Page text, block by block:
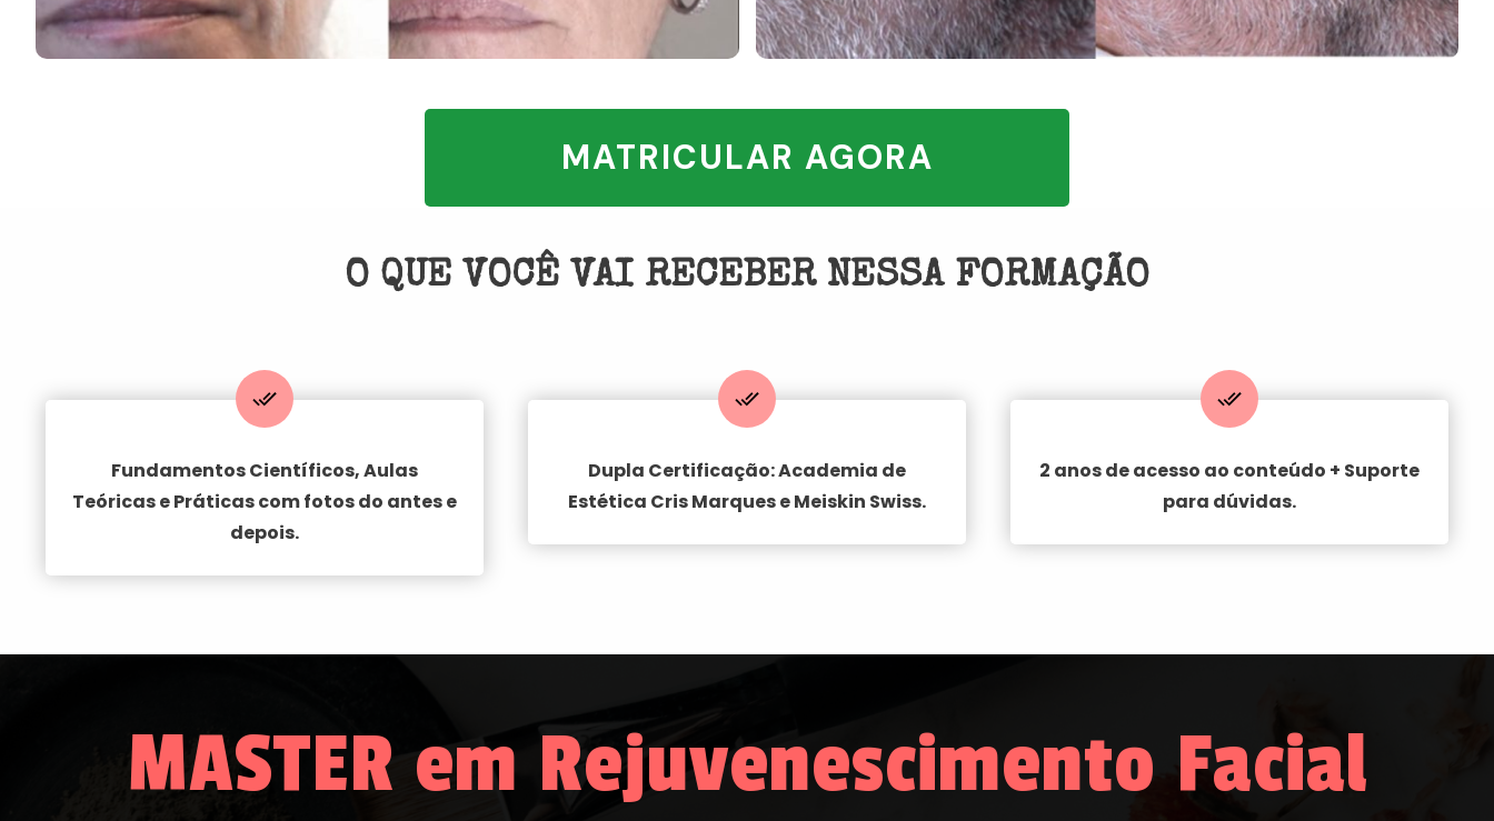
MATRICULAR AGORA
O QUE VOCÊ VAI RECEBER NESSA FORMAÇÃO
Fundamentos Científicos,Aulas
Teóricas e Práticascom fotos do antes e
depois.
Dupla Certificação:Academia de
Estética Cris Marques e Meiskin Swiss.
2 anos de acesso ao conteúdo + Suporte
para dúvidas.
MASTER em Rejuvenescimento Facial